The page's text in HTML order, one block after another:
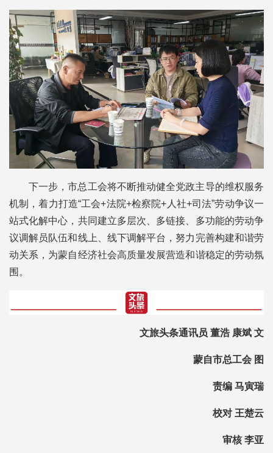
下一步，市总工会将不断推动健全党政主导的维权服务
机制，着力打造“工会+法院+检察院+人社+司法”劳动争议一
站式化解中心，共同建立多层次、多链接、多功能的劳动争
议调解员队伍和线上、线下调解平台，努力完善构建和谐劳
动关系，为蒙自经济社会高质量发展营造和谐稳定的劳动氛
围。
文旅头条通讯员 董浩 康斌 文
蒙自市总工会 图
责编 马寅瑞
校对 王楚云
审核 李亚